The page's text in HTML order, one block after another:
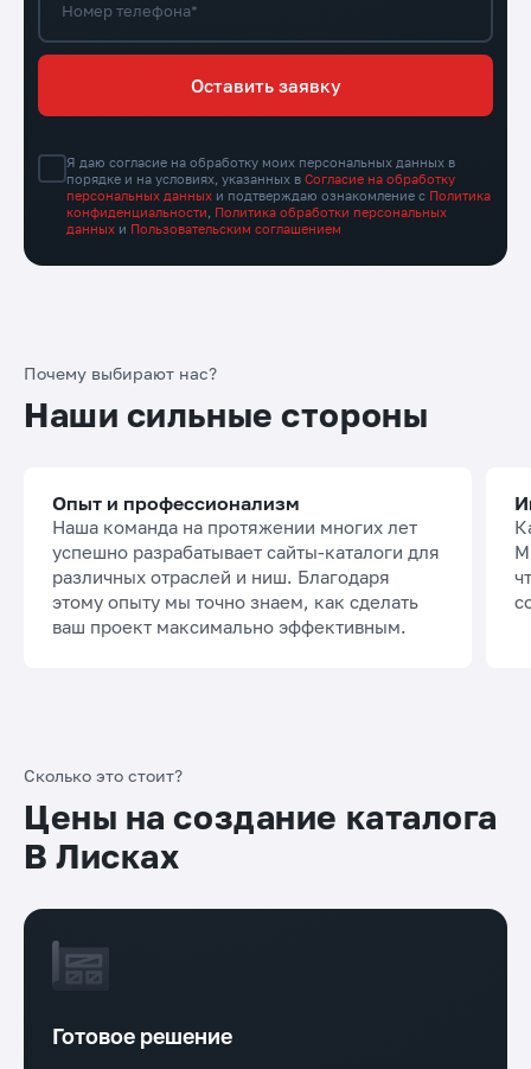
Номер телефона*
Оставить заявку
Я даю согласие на обработку моих персональных данных в
порядке и на условиях, указанных в Согласие на обработку
персональных данных и подтверждаю ознакомление с Политика
конфиденциальности
Политика обработки персональных
данных и Пользовательским соглашением
Почему выбирают нас?
Наши сильные стороны
Опыт и профессионализм
Наша команда на протяжении многих лет
успешно разрабатывает сайты-каталоги для
различных отраслей и ниш. Благодаря
этому опыту мы точно знаем, как сделать
ваш проект максимально эффективным.
Сколько это стоит?
Цены на создание каталога
В Лисках
Готовое решение